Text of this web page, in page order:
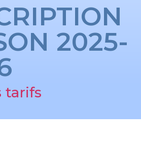
2025-
tarifs